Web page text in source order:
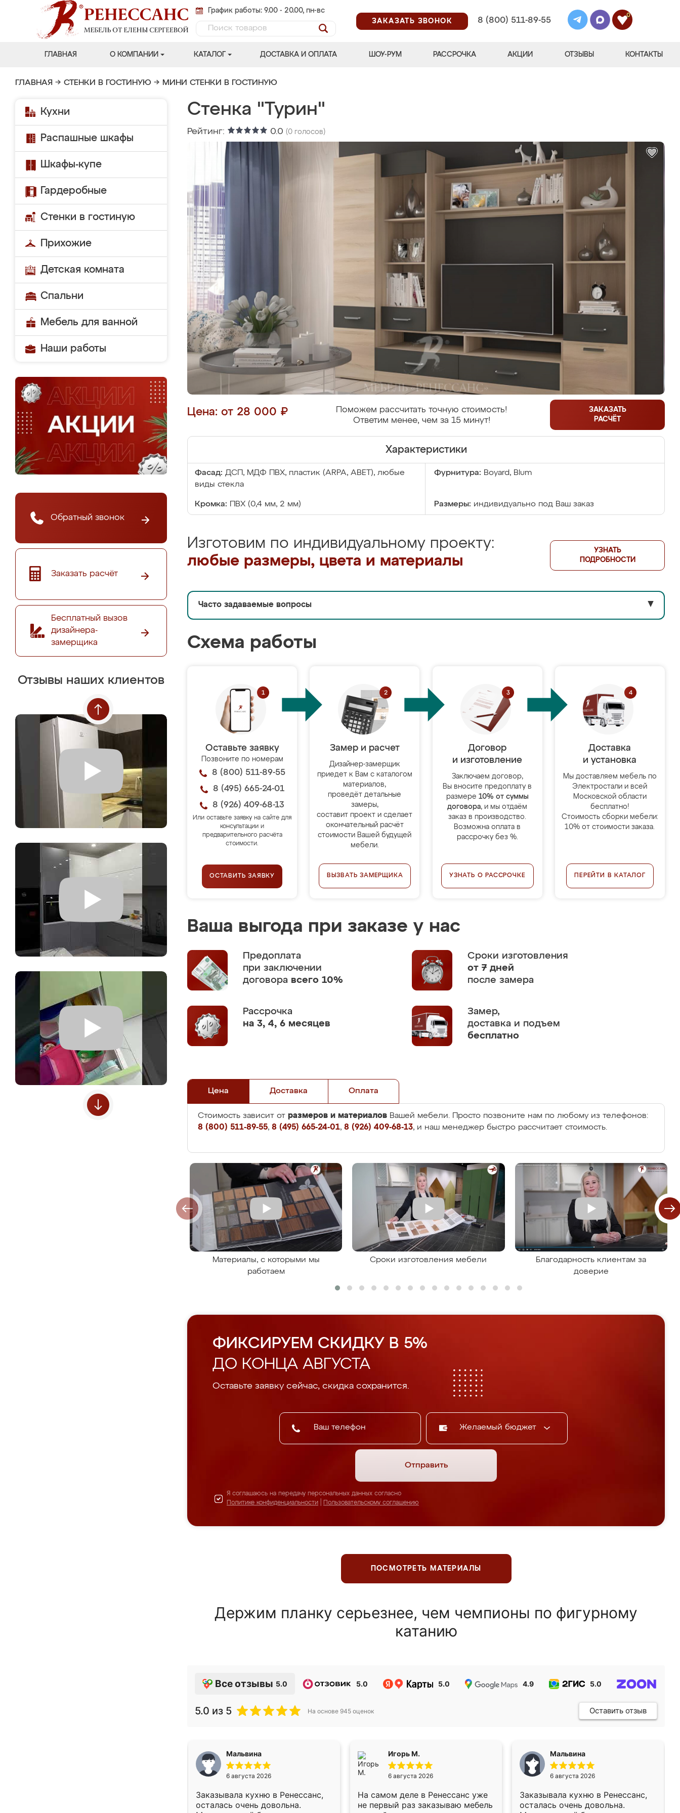
График работы: 9.00 - 20.00, пн-вс
ЗАКАЗАТЬ ЗВОНОК
8 (800) 511-89-55
0
ГЛАВНАЯ О КОМПАНИИ КАТАЛОГ ДОСТАВКА И ОПЛАТА ШОУ-РУМ РАССРОЧКА АКЦИИ ОТЗЫВЫ КОНТАКТЫ
ГЛАВНАЯ → СТЕНКИ В ГОСТИНУЮ → МИНИ СТЕНКИ В ГОСТИНУЮ
Кухни
Распашные шкафы
Шкафы-купе
Гардеробные
Стенки в гостиную
Прихожие
Детская комната
Спальни
Мебель для ванной
Наши работы
Обратный звонок
Заказать расчёт
Бесплатный вызов
дизайнера-
замерщика
Отзывы наших клиентов
Стенка "Турин"
Рейтинг: 0.0 (0 голосов)
Цена: от 28 000 ₽
Поможем рассчитать точную стоимость!
Ответим менее, чем за 15 минут!
ЗАКАЗАТЬ
РАСЧЁТ
Характеристики
Фасад: ДСП, МДФ ПВХ, пластик (ARPA, ABET), любые
виды стекла
Фурнитура: Boyard, Blum
Кромка: ПВХ (0,4 мм, 2 мм) Размеры: индивидуально под Ваш заказ
Изготовим по индивидуальному проекту:
любые размеры, цвета и материалы
УЗНАТЬ
ПОДРОБНОСТИ
Часто задаваемые вопросы ▼
Схема работы
Оставьте заявку
Позвоните по номерам
8 (800) 511-89-55
8 (495) 665-24-01
8 (926) 409-68-13
Или оставьте заявку на сайте для
консультации и
предварительного расчёта
стоимости.
ОСТАВИТЬ ЗАЯВКУ
Замер и расчет
Дизайнер-замерщик
приедет к Вам с каталогом
материалов,
проведёт детальные
замеры,
составит проект и сделает
окончательный расчёт
стоимости Вашей будущей
мебели.
ВЫЗВАТЬ ЗАМЕРЩИКА
Договор
и изготовление
Заключаем договор,
Вы вносите предоплату в
размере 10% от суммы
договора, и мы отдаём
заказ в производство.
Возможна оплата в
рассрочку без %.
УЗНАТЬ О РАССРОЧКЕ
Доставка
и установка
Мы доставляем мебель по
Электростали и всей
Московской области
бесплатно!
Стоимость сборки мебели:
10% от стоимости заказа.
ПЕРЕЙТИ В КАТАЛОГ
Ваша выгода при заказе у нас
Предоплата
при заключении
договора всего 10%
Сроки изготовления
от 7 дней
после замера
Рассрочка
на 3, 4, 6 месяцев
Замер,
доставка и подъем
бесплатно
Цена Доставка Оплата
Стоимость зависит от размеров и материалов Вашей мебели. Просто позвоните нам по любому из телефонов:
8 (800) 511-89-55, 8 (495) 665-24-01, 8 (926) 409-68-13, и наш менеджер быстро рассчитает стоимость.
Материалы, с которыми мы
работаем
Сроки изготовления мебели
Благодарность клиентам за
доверие
ФИКСИРУЕМ СКИДКУ В 5%
ДО КОНЦА АВГУСТА
Оставьте заявку сейчас, скидка сохранится.
Желаемый бюджет
Отправить
Я соглашаюсь на передачу персональных данных согласно
Политике конфиденциальности
Пользовательскому соглашению
ПОСМОТРЕТЬ МАТЕРИАЛЫ
Держим планку серьезнее, чем чемпионы по фигурному
катанию
Все отзывы 5.0 5.0 5.0 4.9 5.0
5.0 из 5 На основе 945 оценок Оставить отзыв
Мальвина
6 августа 2026
Заказывала кухню в Ренессанс,
осталась очень довольна.
Игорь М.
6 августа 2026
На самом деле в Ренессанс уже
не первый раз заказываю мебель
Мальвина
6 августа 2026
Заказывала кухню в Ренессанс,
осталась очень довольна.